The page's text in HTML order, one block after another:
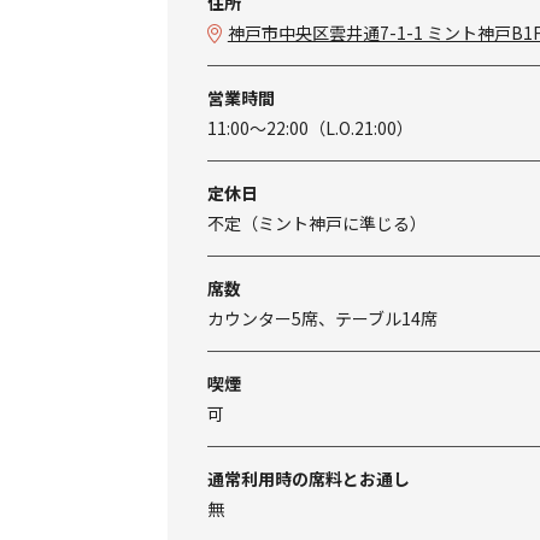
神戸市中央区雲井通7-1-1 ミント神戸
営業時間
11:00～22:00（L.O.21:00）
定休日
不定（ミント神戸に準じる）
席数
カウンター5席、テーブル14席
喫煙
可
通常利用時の席料とお通し
無